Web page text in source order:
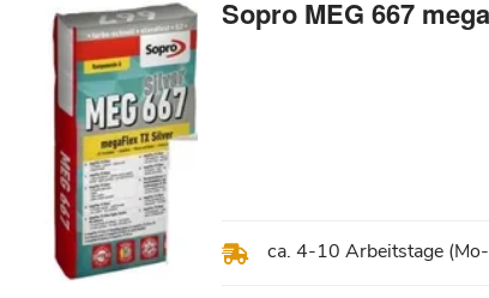
Sopro MEG 667
ca. 4-10 Arbeitstage